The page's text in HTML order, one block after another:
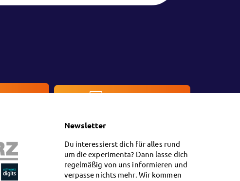
Kontakt
Newsletter
Du interessierst dich für alles rund
um die experimenta? Dann lasse dich
regelmäßig von uns informieren und
verpasse nichts mehr. Wir kommen